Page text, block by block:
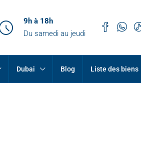
9h à 18h
Du samedi au jeudi
Dubai Blog Liste des biens